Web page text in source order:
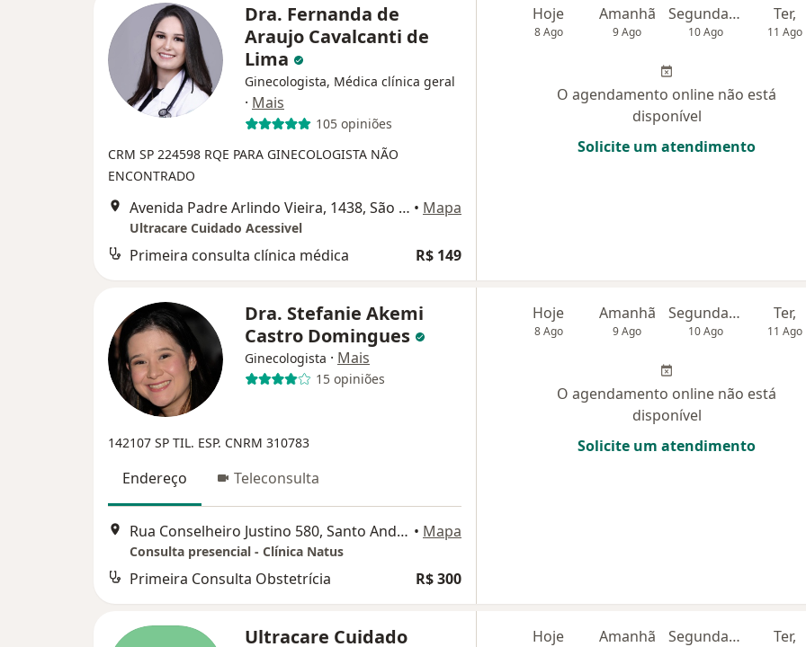
Dra. Fernanda de
Araujo Cavalcanti de
Lima
Ginecologista, Médica clínica geral
· Mais
105 opiniões
CRM SP 224598 RQE PARA GINECOLOGISTA NÃO
ENCONTRADO
Avenida Padre Arlindo Vieira, 1438, São Paulo • Mapa
Ultracare Cuidado Acessivel
Primeira consulta clínica médica R$ 149
Hoje
8 Ago
Amanhã
9 Ago
Segunda-feira
10 Ago
Ter,
11 Ago
O agendamento online não está
disponível
Solicite um atendimento
Dra. Stefanie Akemi
Castro Domingues
Ginecologista · Mais
15 opiniões
142107 SP TIL. ESP. CNRM 310783
Endereço Teleconsulta
Rua Conselheiro Justino 580, Santo André • Mapa
Consulta presencial - Clínica Natus
Primeira Consulta Obstetrícia R$ 300
Hoje
8 Ago
Amanhã
9 Ago
Segunda-feira
10 Ago
Ter,
11 Ago
O agendamento online não está
disponível
Solicite um atendimento
Ultracare Cuidado Hoje Amanhã Segunda-feira Ter,